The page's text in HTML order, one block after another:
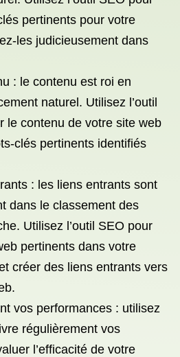
pertinents pour votre
les judicieusement dans
: le contenu est roi en
naturel. Utilisez l’outil
le contenu de votre site web
clés pertinents identifiés
: les liens entrants sont
dans le classement des
Utilisez l’outil SEO pour
pertinents dans votre
créer des liens entrants vers
vos performances : utilisez
régulièrement vos
l’efficacité de votre